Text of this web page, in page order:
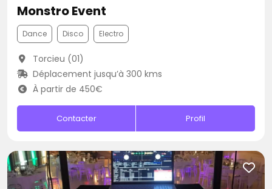
Monstro Event
Dance Disco Electro
Torcieu (01)
Déplacement jusqu’à 300 kms
À partir de 450€
Contacter Profil